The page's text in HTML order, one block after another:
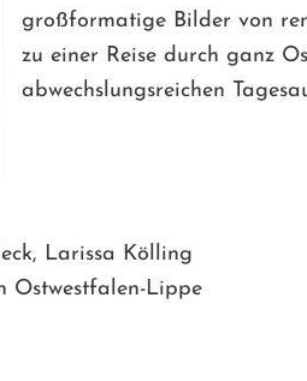
großformatige Bilder von
zu einer Reise durch ganz
abwechslungsreichen
Larissa Kölling
Ostwestfalen-Lippe